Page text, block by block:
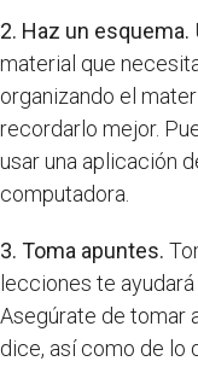
2. Haz un esquema.
material que
organizando el
recordarlo mejor.
usar una aplicación
computadora.
3. Toma apuntes.
lecciones te
Asegúrate de tomar
dice, así como de lo